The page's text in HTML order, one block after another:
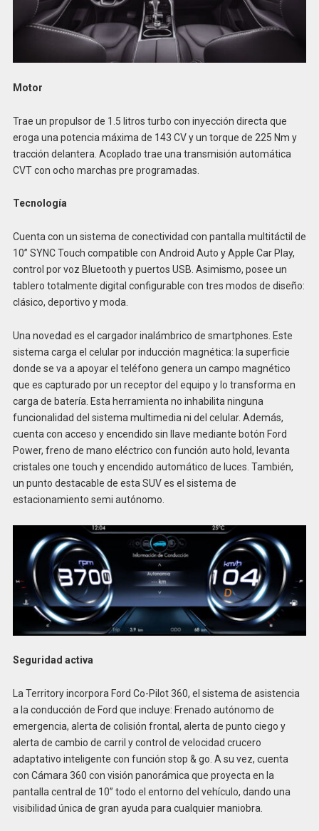
Motor
Trae un propulsor de 1.5 litros turbo con inyección directa que
eroga una potencia máxima de 143 CV y un torque de 225 Nm y
tracción delantera. Acoplado trae una transmisión automática
CVT con ocho marchas pre programadas.
Tecnología
Cuenta con un sistema de conectividad con pantalla multitáctil de
10” SYNC Touch compatible con Android Auto y Apple Car Play,
control por voz Bluetooth y puertos USB. Asimismo, posee un
tablero totalmente digital configurable con tres modos de diseño:
clásico, deportivo y moda.
Una novedad es el cargador inalámbrico de smartphones. Este
sistema carga el celular por inducción magnética: la superficie
donde se va a apoyar el teléfono genera un campo magnético
que es capturado por un receptor del equipo y lo transforma en
carga de batería. Esta herramienta no inhabilita ninguna
funcionalidad del sistema multimedia ni del celular. Además,
cuenta con acceso y encendido sin llave mediante botón Ford
Power, freno de mano eléctrico con función auto hold, levanta
cristales one touch y encendido automático de luces. También,
un punto destacable de esta SUV es el sistema de
estacionamiento semi autónomo.
Seguridad activa
La Territory incorpora Ford Co-Pilot 360, el sistema de asistencia
a la conducción de Ford que incluye: Frenado autónomo de
emergencia, alerta de colisión frontal, alerta de punto ciego y
alerta de cambio de carril y control de velocidad crucero
adaptativo inteligente con función stop & go. A su vez, cuenta
con Cámara 360 con visión panorámica que proyecta en la
pantalla central de 10” todo el entorno del vehículo, dando una
visibilidad única de gran ayuda para cualquier maniobra.